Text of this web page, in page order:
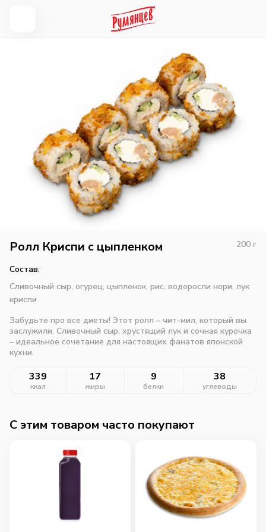
Ролл Криспи с цыпленком 200 г
Состав:
Сливочный сыр, огурец, цыпленок, рис, водоросли нори, лук
криспи
Забудьте про все диеты! Этот ролл – чит-мил, который вы
заслужили. Сливочный сыр, хрустящий лук и сочная курочка
– идеальное сочетание для настоящих фанатов японской
кухни.
339
ккал
17
жиры
9
белки
38
углеводы
C этим товаром часто покупают